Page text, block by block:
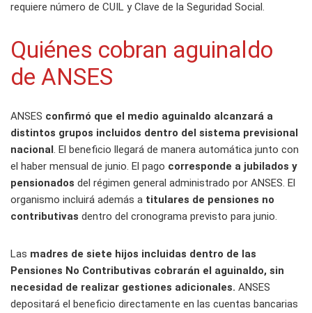
requiere número de CUIL y Clave de la Seguridad Social.
Quiénes cobran aguinaldo
de ANSES
ANSES confirmó que el medio aguinaldo alcanzará a
distintos grupos incluidos dentro del sistema previsional
nacional. El beneficio llegará de manera automática junto con
el haber mensual de junio. El pago corresponde a jubilados y
pensionados del régimen general administrado por ANSES. El
organismo incluirá además a titulares de pensiones no
contributivas dentro del cronograma previsto para junio.
Las madres de siete hijos incluidas dentro de las
Pensiones No Contributivas cobrarán el aguinaldo, sin
necesidad de realizar gestiones adicionales. ANSES
depositará el beneficio directamente en las cuentas bancarias